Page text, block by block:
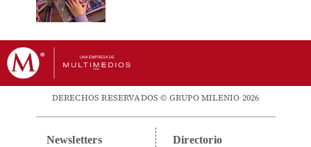
DERECHOS RESERVADOS © GRUPO MILENIO 2026
Newsletters Directorio